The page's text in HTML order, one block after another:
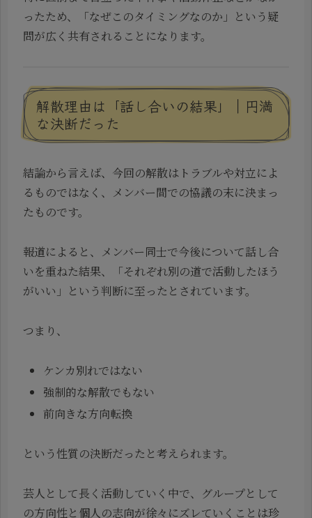
ったため、「なぜこのタイミングなのか」という疑
問が広く共有されることになります。
解散理由は「話し合いの結果」｜円満
な決断だった
結論から言えば、今回の解散はトラブルや対立によ
るものではなく、メンバー間での協議の末に決まっ
たものです。
報道によると、メンバー同士で今後について話し合
いを重ねた結果、「それぞれ別の道で活動したほう
がいい」という判断に至ったとされています。
つまり、
ケンカ別れではない
強制的な解散でもない
前向きな方向転換
という性質の決断だったと考えられます。
芸人として長く活動していく中で、グループとして
の方向性と個人の志向が徐々にズレていくことは珍